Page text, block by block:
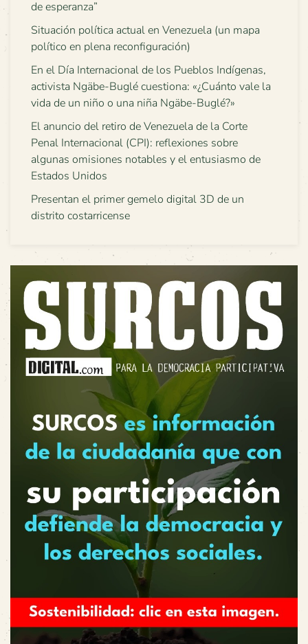
de esperanza”
Situación política actual en Venezuela (un mapa
político en plena reconfiguración)
En el Día Internacional de los Pueblos Indígenas,
activista Ngäbe-Buglé cuestiona: «¿Cuánto vale la
vida de un niño o una niña Ngäbe-Buglé?»
El anuncio del retiro de Venezuela de la Corte
Penal Internacional (CPI): reflexiones sobre
algunas omisiones notables y el entusiasmo de
Estados Unidos
Presentan el primer gemelo digital 3D de un
distrito costarricense